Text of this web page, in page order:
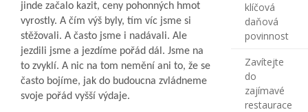
jinde začalo kazit, ceny pohonných hmot
vyrostly. A čím výš byly, tím víc jsme si
stěžovali. A často jsme i nadávali. Ale
jezdili jsme a jezdíme pořád dál. Jsme na
to zvyklí. A nic na tom nemění ani to, že se
často bojíme, jak do budoucna zvládneme
svoje pořád vyšší výdaje.
klíčová
daňová
povinnost
Zavítejte
do
zajímavé
restaurace